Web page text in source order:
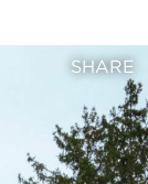
SHARE